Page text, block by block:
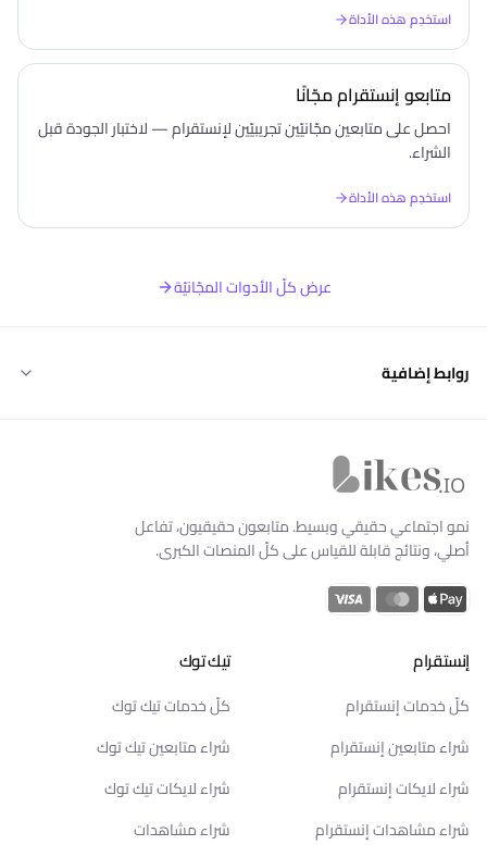
استخدِم هذه الأداة
متابعو إنستقرام مجّانًا
احصل على متابعين مجّانيّين تجريبيّين لإنستقرام — لاختبار الجودة قبل
الشراء.
استخدِم هذه الأداة
عرض كلّ الأدوات المجّانيّة
روابط إضافية
نمو اجتماعي حقيقي وبسيط. متابعون حقيقيون، تفاعل
أصلي، ونتائج قابلة للقياس على كلّ المنصات الكبرى.
إنستقرام
كلّ خدمات إنستقرام
شراء متابعين إنستقرام
شراء لايكات إنستقرام
شراء مشاهدات إنستقرام
تيك توك
كلّ خدمات تيك توك
شراء متابعين تيك توك
شراء لايكات تيك توك
شراء مشاهدات